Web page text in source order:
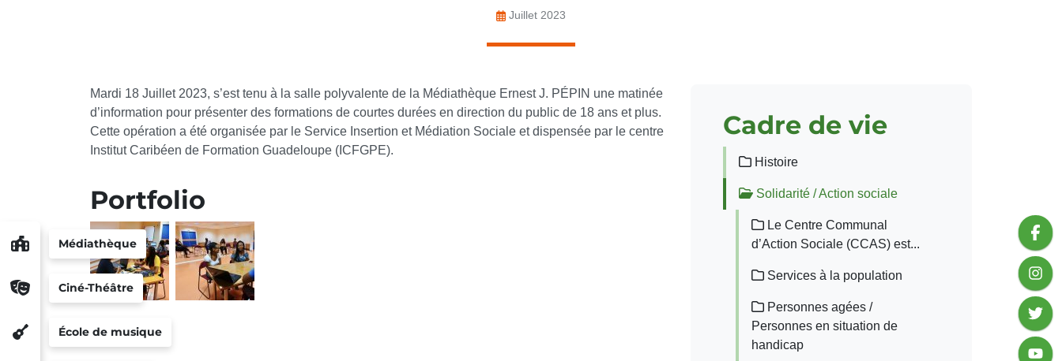
Médiathèque
Ciné-Théâtre
École de musique
Juillet 2023
Mardi 18 Juillet 2023, s’est tenu à la salle polyvalente de la Médiathèque Ernest J. PÉPIN une matinée
d’information pour présenter des formations de courtes durées en direction du public de 18 ans et plus.
Cette opération a été organisée par le Service Insertion et Médiation Sociale et dispensée par le centre
Institut Caribéen de Formation Guadeloupe (ICFGPE).
Portfolio
Cadre de vie
Histoire
Solidarité / Action sociale
Le Centre Communal
d’Action Sociale (CCAS) est...
Services à la population
Personnes agées /
Personnes en situation de
handicap